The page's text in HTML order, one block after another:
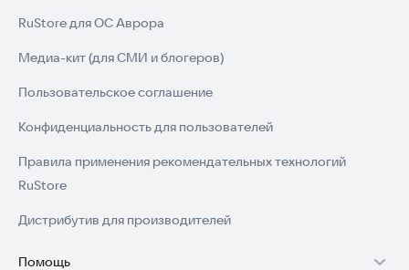
RuStore для ОС Аврора
Медиа-кит (для СМИ и блогеров)
Пользовательское соглашение
Конфиденциальность для пользователей
Правила применения рекомендательных технологий
RuStore
Дистрибутив для производителей
Помощь